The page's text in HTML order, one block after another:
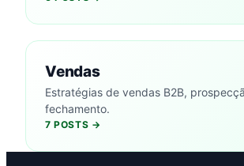
Vendas
Estratégias de vendas B2B,
fechamento.
7 POSTS →